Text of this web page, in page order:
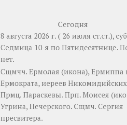
Сегодня
8 августа 2026 г. ( 26 июля ст.ст.),
Седмица 10-я по Пятидесятнице.
нет.
Сщмчч. Ермолая (икона), Ермиппа
Ермократа, иереев
Прмц. Параскевы. Прп. Моисея (
Угрина, Печерского. Сщмч. Сергия
пресвитера.